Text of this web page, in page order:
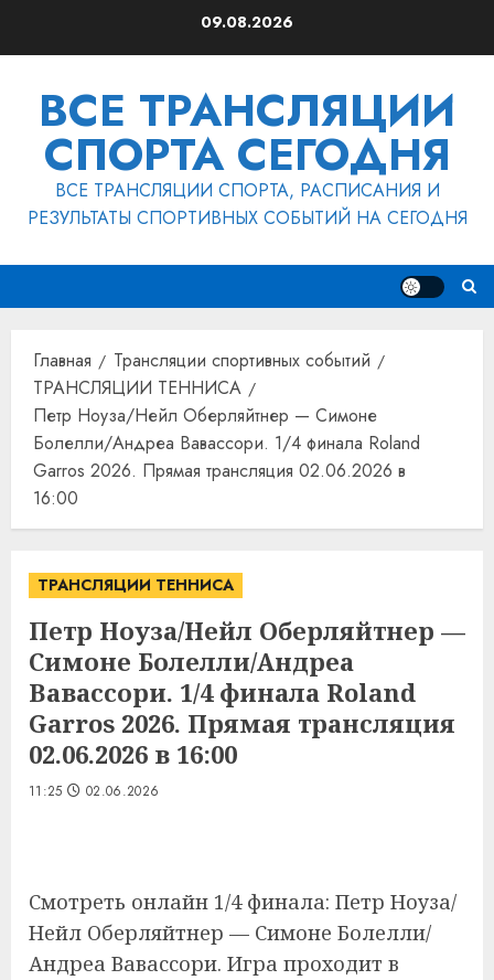
09.08.2026
ВСЕ ТРАНСЛЯЦИИ
СПОРТА СЕГОДНЯ
ВСЕ ТРАНСЛЯЦИИ СПОРТА, РАСПИСАНИЯ И
РЕЗУЛЬТАТЫ СПОРТИВНЫХ СОБЫТИЙ НА СЕГОДНЯ
Главная
Трансляции спортивных событий
ТРАНСЛЯЦИИ ТЕННИСА
Петр Ноуза/Нейл Оберляйтнер — Симоне
Болелли/Андреа Вавассори. 1/4 финала Roland
Garros 2026. Прямая трансляция 02.06.2026 в
16:00
ТРАНСЛЯЦИИ ТЕННИСА
Петр Ноуза/Нейл Оберляйтнер —
Симоне Болелли/Андреа
Вавассори. 1/4 финала Roland
Garros 2026. Прямая трансляция
02.06.2026 в 16:00
11:25 02.06.2026
Смотреть онлайн 1/4 финала: Петр Ноуза/
Нейл Оберляйтнер — Симоне Болелли/
Андреа Вавассори. Игра проходит в